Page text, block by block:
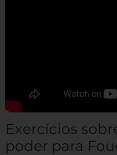
Exercícios
poder para